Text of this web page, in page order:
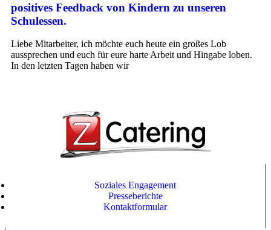
positives Feedback von Kindern zu unseren
Schulessen.
Liebe Mitarbeiter, ich möchte euch heute ein großes Lob
aussprechen und euch für eure harte Arbeit und Hingabe loben.
In den letzten Tagen haben wir
Soziales Engagement
Presseberichte
Kontaktformular